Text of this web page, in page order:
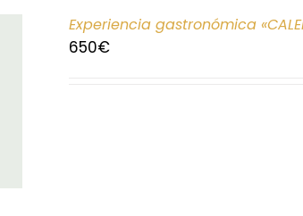
Experiencia gastronómica
650€